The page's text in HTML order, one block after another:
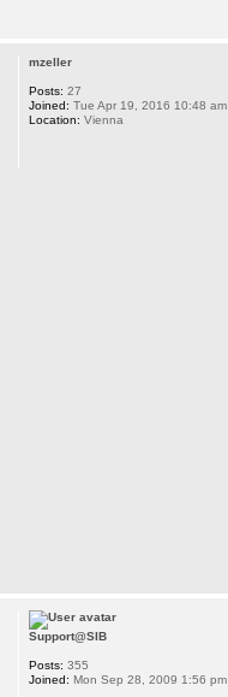
mzeller
Posts: 27
Joined: Tue Apr 19, 2016 10:48 am
Location: Vienna
Support@SIB
Posts: 355
Joined: Mon Sep 28, 2009 1:56 pm